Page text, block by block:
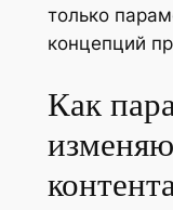
только
концепций
Как